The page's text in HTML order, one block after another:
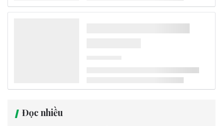
Đọc nhiều